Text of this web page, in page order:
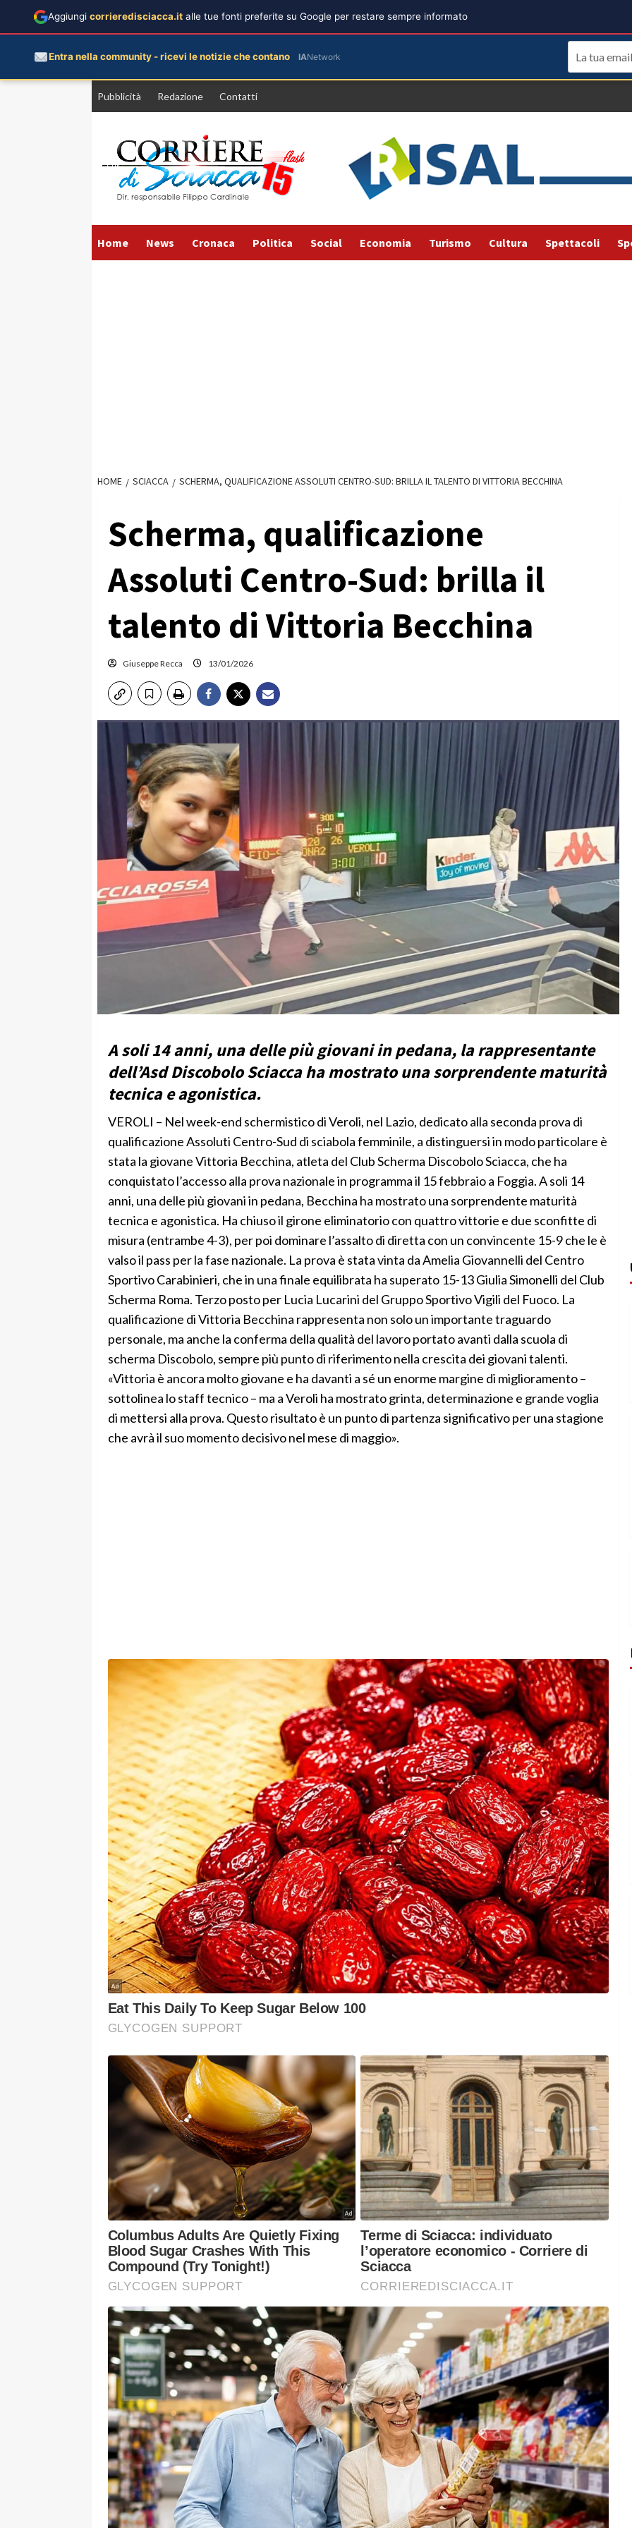
Pubblicità Redazione Contatti
Home News Cronaca Politica Social Economia Turismo Cultura Spettacoli
HOME SCIACCA SCHERMA, QUALIFICAZIONE ASSOLUTI CENTRO-SUD: BRILLA IL TALENTO DI VITTORIA BECCHINA
Scherma, qualificazione
Assoluti Centro-Sud: brilla il
talento di Vittoria Becchina
Giuseppe Recca 13/01/2026
A soli 14 anni, una delle più giovani in pedana, la rappresentante
dell’Asd Discobolo Sciacca ha mostrato una sorprendente maturità
tecnica e agonistica.
VEROLI – Nel week-end schermistico di Veroli, nel Lazio, dedicato alla seconda prova di
qualificazione Assoluti Centro-Sud di sciabola femminile, a distinguersi in modo particolare è
stata la giovane Vittoria Becchina, atleta del Club Scherma Discobolo Sciacca, che ha
conquistato l’accesso alla prova nazionale in programma il 15 febbraio a Foggia. A soli 14
anni, una delle più giovani in pedana, Becchina ha mostrato una sorprendente maturità
tecnica e agonistica. Ha chiuso il girone eliminatorio con quattro vittorie e due sconfitte di
misura (entrambe 4-3), per poi dominare l’assalto di diretta con un convincente 15-9 che le è
valso il pass per la fase nazionale. La prova è stata vinta da Amelia Giovannelli del Centro
Sportivo Carabinieri, che in una finale equilibrata ha superato 15-13 Giulia Simonelli del Club
Scherma Roma. Terzo posto per Lucia Lucarini del Gruppo Sportivo Vigili del Fuoco. La
qualificazione di Vittoria Becchina rappresenta non solo un importante traguardo
personale, ma anche la conferma della qualità del lavoro portato avanti dalla scuola di
scherma Discobolo, sempre più punto di riferimento nella crescita dei giovani talenti.
«Vittoria è ancora molto giovane e ha davanti a sé un enorme margine di miglioramento –
sottolinea lo staff tecnico – ma a Veroli ha mostrato grinta, determinazione e grande voglia
di mettersi alla prova. Questo risultato è un punto di partenza significativo per una stagione
che avrà il suo momento decisivo nel mese di maggio».
Aggiungi corrieredisciacca.it alle tue fonti preferite su Google per restare sempre informato
Entra nella community - ricevi le notizie che contano IANetwork